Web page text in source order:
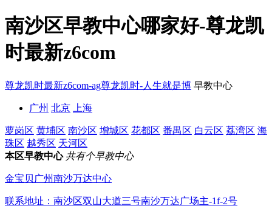
南沙区早教中心哪家好-尊龙凯
时最新z6com
尊龙凯时最新z6com-ag尊龙凯时-人生就是博 早教中心
广州 北京 上海
萝岗区 黄埔区 南沙区 增城区 花都区 番禺区 白云区 荔湾区 海
珠区 越秀区 天河区
本区早教中心 共有个早教中心
金宝贝广州南沙万达中心
联系地址： 南沙区双山大道三号南沙万达广场主-1f-2号